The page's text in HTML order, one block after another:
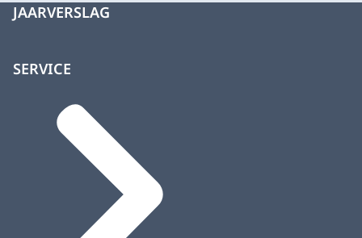
JAARVERSLAG
SERVICE